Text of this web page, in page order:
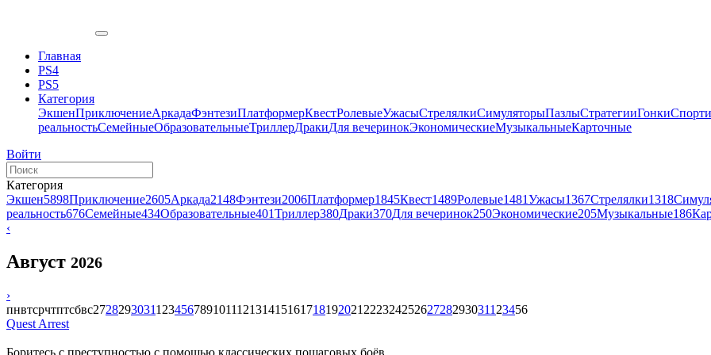
Главная
PS4
PS5
Категория
ЭкшенПриключениеАркадаФэнтезиПлатформерКвестРолевыеУжасыСтрелялкиСимуляторыПазлыСтратегииГонки
реальностьСемейныеОбразовательныеТриллерДракиДля вечеринокЭкономическиеМузыкальныеКарточные
Войти
Категория
Экшен5898Приключение2605Аркада2148Фэнтези2006Платформер1845Квест1489Ролевые1481Ужасы1367Стрелялки1318
реальность676Семейные434Образовательные401Триллер380Драки370Для вечеринок250Экономические205Музыкальные186
‹
Август 2026
›
пнвтсрчтптсбвс27282930311 23456789101112131415161718192021 222324252627282930311 23456
Quest Arrest
Боритесь с преступностью с помощью классических пошаговых боёв.